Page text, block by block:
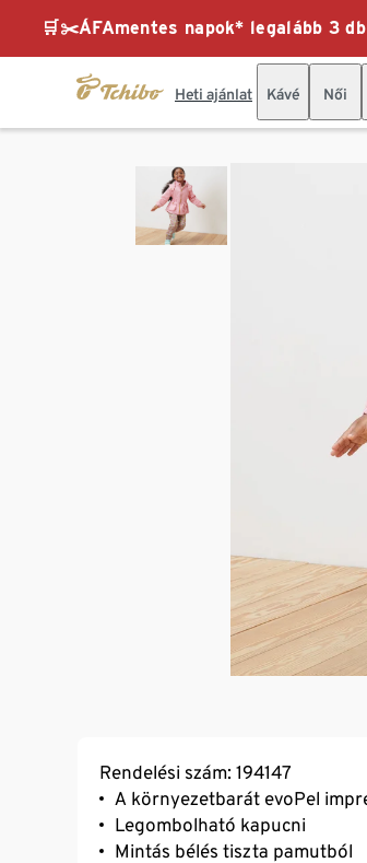
🛒✂️ÁFAmentes napok* legalább 3
Heti ajánlat Kávé Női
Rendelési szám: 194147
A környezetbarát evoPel
Legombolható kapucni
Mintás bélés tiszta pamutból